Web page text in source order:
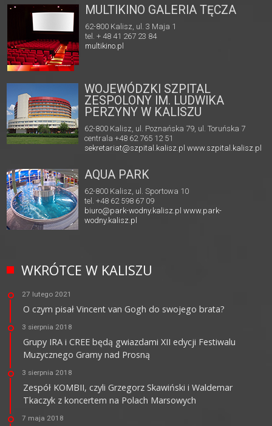
MULTIKINO GALERIA TĘCZA
62-800 Kalisz, ul. 3 Maja 1
tel. + 48 41 267 23 84
multikino.pl
WOJEWÓDZKI SZPITAL
ZESPOLONY IM. LUDWIKA
PERZYNY W KALISZU
62-800 Kalisz, ul. Poznańska 79, ul. Toruńska 7
centrala +48 62 765 12 51
sekretariat@szpital.kalisz.pl www.szpital.kalisz.pl
AQUA PARK
62-800 Kalisz, ul. Sportowa 10
tel. +48 62 598 67 09
biuro@park-wodny.kalisz.pl www.park-
wodny.kalisz.pl
WKRÓTCE W KALISZU
27 lutego 2021
O czym pisał Vincent van Gogh do swojego brata?
3 sierpnia 2018
Grupy IRA i CREE będą gwiazdami XII edycji Festiwalu
Muzycznego Gramy nad Prosną
3 sierpnia 2018
Zespół KOMBII, czyli Grzegorz Skawiński i Waldemar
Tkaczyk z koncertem na Polach Marsowych
7 maja 2018